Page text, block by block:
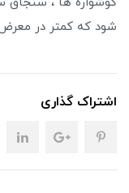
شود که کمتر در
اشتراک گذاری